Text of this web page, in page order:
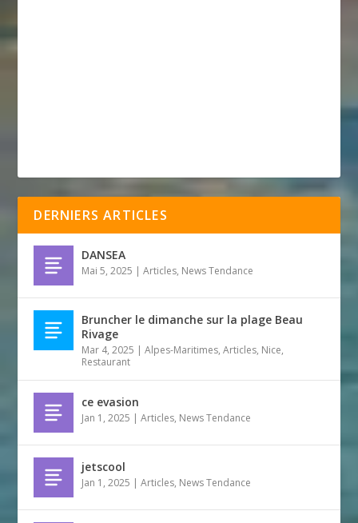
DERNIERS ARTICLES
DANSEA
Mai 5, 2025 |Articles, News Tendance
Bruncher le dimanche sur la plage Beau
Rivage
Mar 4, 2025 |Alpes-Maritimes,Articles, Nice,
Restaurant
ce evasion
Jan 1, 2025 |Articles, News Tendance
jetscool
Jan 1, 2025 |Articles, News Tendance